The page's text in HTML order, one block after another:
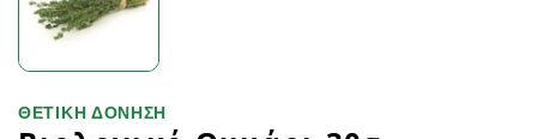
ΘΕΤΙΚΗ ΔΟΝΗΣΗ